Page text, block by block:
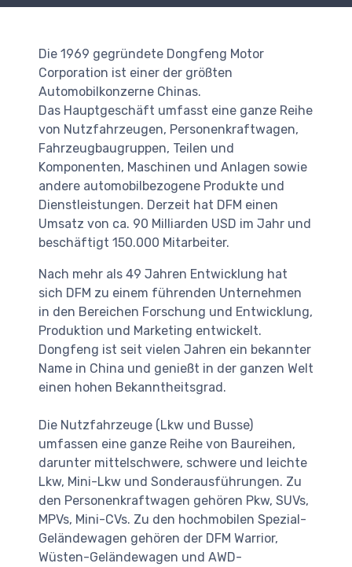
Die 1969 gegründete Dongfeng Motor
Corporation ist einer der größten
Automobilkonzerne Chinas.
Das Hauptgeschäft umfasst eine ganze Reihe
von Nutzfahrzeugen, Personenkraftwagen,
Fahrzeugbaugruppen, Teilen und
Komponenten, Maschinen und Anlagen sowie
andere automobilbezogene Produkte und
Dienstleistungen. Derzeit hat DFM einen
Umsatz von ca. 90 Milliarden USD im Jahr und
beschäftigt 150.000 Mitarbeiter.
Nach mehr als 49 Jahren Entwicklung hat
sich DFM zu einem führenden Unternehmen
in den Bereichen Forschung und Entwicklung,
Produktion und Marketing entwickelt.
Dongfeng ist seit vielen Jahren ein bekannter
Name in China und genießt in der ganzen Welt
einen hohen Bekanntheitsgrad.
Die Nutzfahrzeuge (Lkw und Busse)
umfassen eine ganze Reihe von Baureihen,
darunter mittelschwere, schwere und leichte
Lkw, Mini-Lkw und Sonderausführungen. Zu
den Personenkraftwagen gehören Pkw, SUVs,
MPVs, Mini-CVs. Zu den hochmobilen Spezial-
Geländewagen gehören der DFM Warrior,
Wüsten-Geländewagen und AWD-